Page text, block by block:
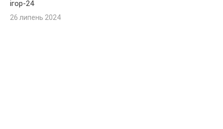
ігор-24
26 липень 2024